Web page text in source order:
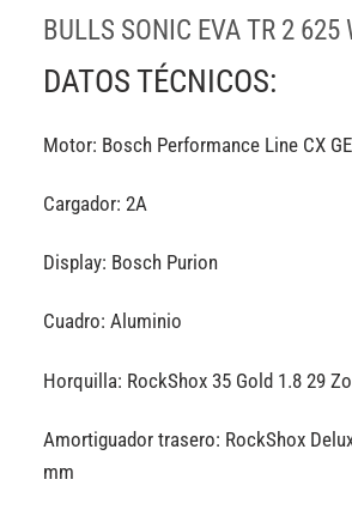
BULLS SONIC EVA TR 2 625
DATOS TÉCNICOS:
Motor: Bosch Performance Line CX
Cargador: 2A
Display: Bosch Purion
Cuadro: Aluminio
Horquilla: RockShox 35 Gold 1.8 29
Amortiguador trasero: RockShox
mm